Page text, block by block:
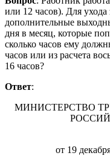
или 12 часов). Для
дополнительные
дня в месяц, которые
сколько часов ему
часов или из расчета
16 часов?
Ответ:
МИНИСТЕРСТВО
от 19